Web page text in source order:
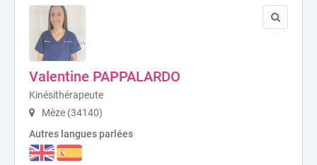
Valentine PAPPALARDO
Kinésithérapeute
Mèze (34140)
Autres langues parlées